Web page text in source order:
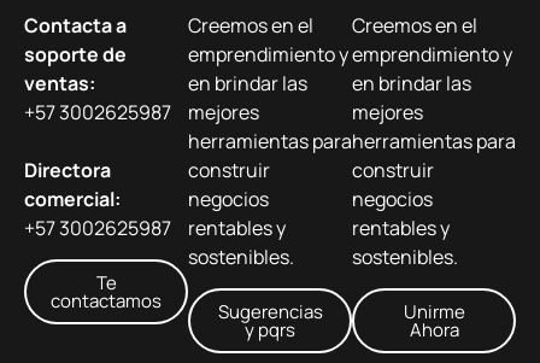
Contacta a
soporte de
ventas:
+57 3002625987
Directora
comercial:
+57 3002625987
Te
contactamos
Creemos en el
emprendimiento y
en brindar las
mejores
herramientas para
construir
negocios
rentables y
sostenibles.
Sugerencias
y pqrs
Creemos en el
emprendimiento y
en brindar las
mejores
herramientas para
construir
negocios
rentables y
sostenibles.
Unirme
Ahora